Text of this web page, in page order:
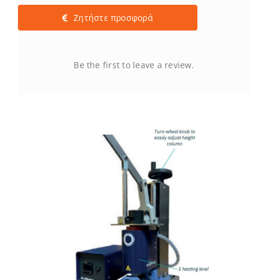
Ζητήστε προσφορά
Be the first to leave a review.